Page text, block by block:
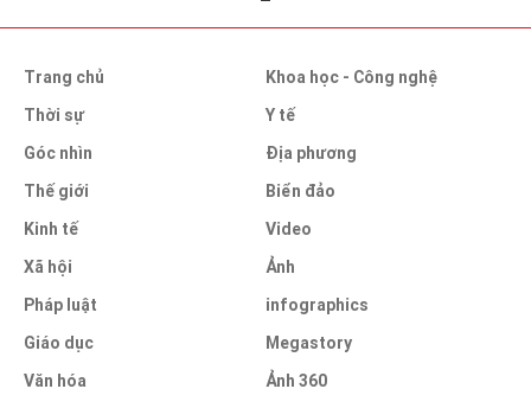
Trang chủ
Thời sự
Góc nhìn
Thế giới
Kinh tế
Xã hội
Pháp luật
Giáo dục
Văn hóa
Khoa học - Công nghệ
Y tế
Địa phương
Biển đảo
Video
Ảnh
infographics
Megastory
Ảnh 360